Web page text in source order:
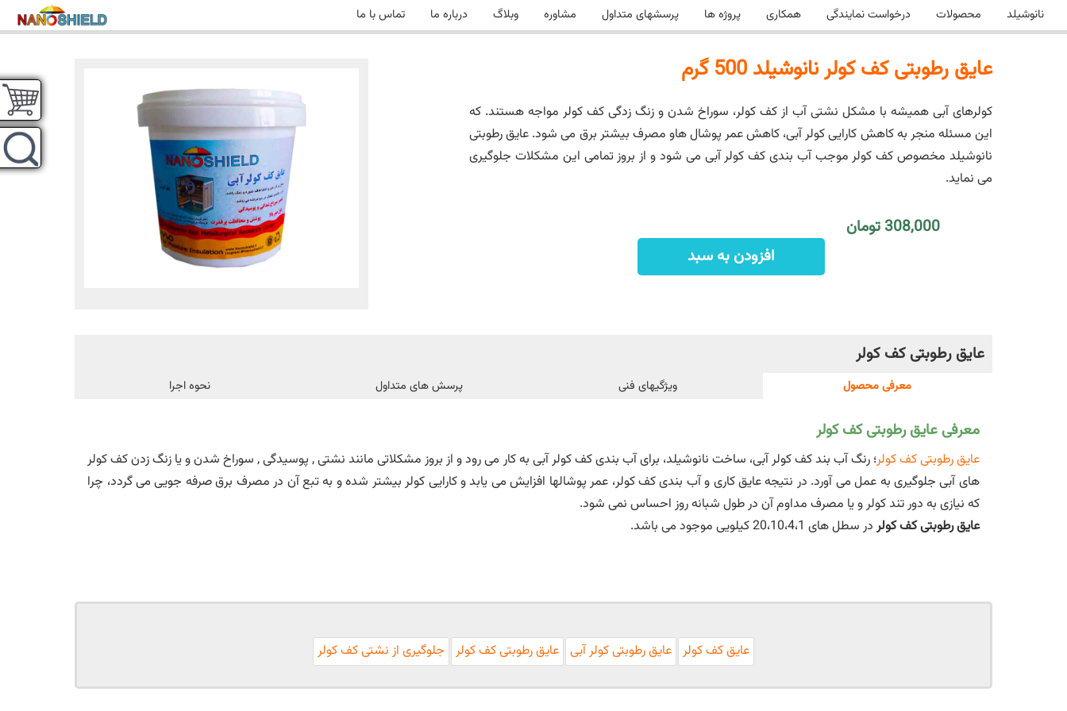
نانوشیلد محصولات درخواست نمایندگی همکاری پروژه ها پرسشهای متداول مشاوره وبلاگ درباره ما تماس با ما
عایق رطوبتی کف کولر نانوشیلد 500 گرم
کولرهای آبی همیشه با مشکل نشتی آب از کف کولر، سوراخ شدن و زنگ زدگی کف کولر مواجه هستند. که
این مسئله منجر به کاهش کارایی کولر آبی، کاهش عمر پوشال هاو مصرف بیشتر برق می شود. عایق رطوبتی
نانوشیلد مخصوص کف کولر موجب آب بندی کف کولر آبی می شود و از بروز تمامی این مشکلات جلوگیری
می نماید.
308,000 تومان
افزودن به سبد
عایق رطوبتی کف کولر
معرفی محصول ویژگیهای فنی پرسش های متداول نحوه اجرا
معرفی عایق رطوبتی کف کولر
عایق رطوبتی کف کولر؛ رنگ آب بند کف کولر آبی، ساخت نانوشیلد، برای آب بندی کف کولر آبی به کار می رود و از بروز مشکلاتی مانند نشتی , پوسیدگی , سوراخ شدن و یا زنگ زدن کف کولر
های آبی جلوگیری به عمل می آورد. در نتیجه عایق کاری و آب بندی کف کولر، عمر پوشالها افزایش می یابد و کارایی کولر بیشتر شده و به تبع آن در مصرف برق صرفه جویی می گردد، چرا
که نیازی به دور تند کولر و یا مصرف مداوم آن در طول شبانه روز احساس نمی شود.
عایق رطوبتی کف کولر در سطل های 20،10،4،1 کیلویی موجود می باشد.
عایق کف کولر عایق رطوبتی کولر آبی عایق رطوبتی کف کولر جلوگیری از نشتی کف کولر